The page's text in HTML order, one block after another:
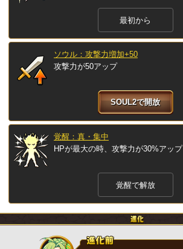
最初から
ソウル：攻撃力増加+50
攻撃力が50アップ
SOUL2で開放
覚醒：真・集中
HPが最大の時、攻撃力が30%アップ
覚醒で解放